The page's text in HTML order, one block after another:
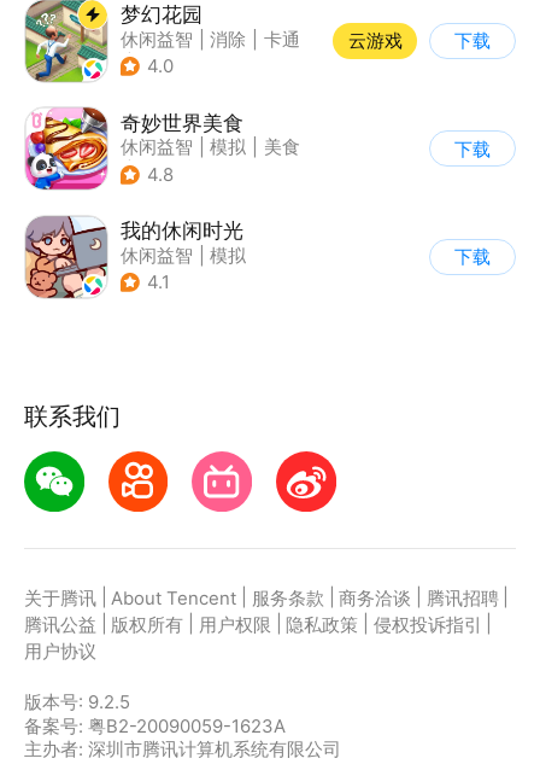
梦幻花园
休闲益智 消除
卡通
| 创梦天地
4.0
云游戏 下载
奇妙世界美食
休闲益智 模拟
美食
| 宝宝巴士
4.8
下载
我的休闲时光
休闲益智
模拟
4.1
下载
联系我们
关于腾讯 About Tencent 服务条款 商务洽谈 腾讯招聘
腾讯公益
版权所有 用户权限 隐私政策 侵权投诉指引
用户协议
版本号: 9.2.5
备案号: 粤B2-20090059-1623A
主办者: 深圳市腾讯计算机系统有限公司